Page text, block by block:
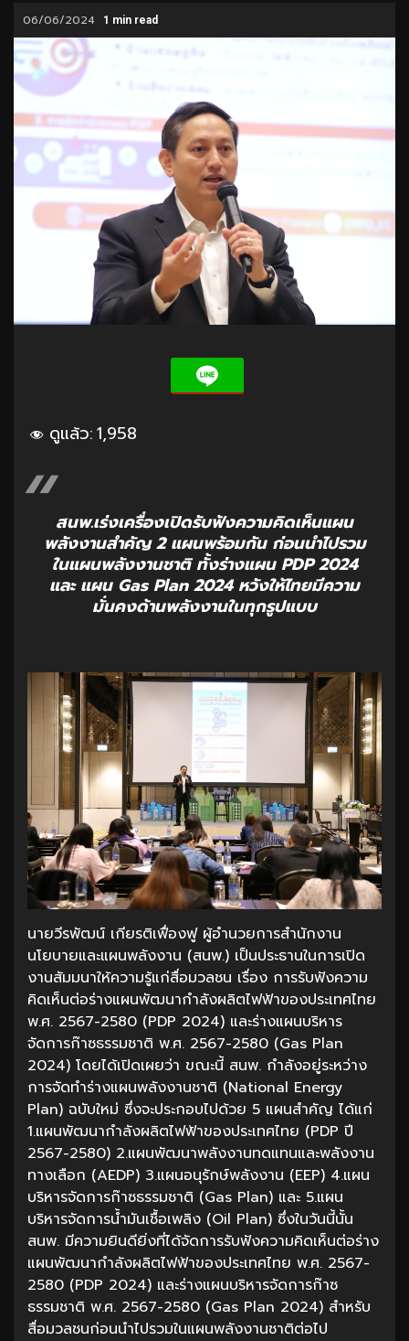
06/06/2024 1 min read
ดูแล้ว:1,958
สนพ.เร่งเครื่องเปิดรับฟังความคิดเห็นแผน
พลังงานสำคัญ 2 แผนพร้อมกัน ก่อนนำไปรวม
ในแผนพลังงานชาติ ทั้งร่างแผน PDP 2024
และ แผน Gas Plan 2024 หวังให้ไทยมีความ
มั่นคงด้านพลังงานในทุกรูปแบบ
นายวีรพัฒน์ เกียรติเฟื่องฟู ผู้อำนวยการสำนักงาน
นโยบายและแผนพลังงาน (สนพ.) เป็นประธานในการเปิด
งานสัมมนาให้ความรู้แก่สื่อมวลชน เรื่อง การรับฟังความ
คิดเห็นต่อร่างแผนพัฒนากำลังผลิตไฟฟ้าของประเทศไทย
พ.ศ. 2567-2580 (PDP 2024) และร่างแผนบริหาร
จัดการก๊าซธรรมชาติ พ.ศ. 2567-2580 (Gas Plan
2024) โดยได้เปิดเผยว่า ขณะนี้ สนพ. กำลังอยู่ระหว่าง
การจัดทำร่างแผนพลังงานชาติ (National Energy
Plan) ฉบับใหม่ ซึ่งจะประกอบไปด้วย 5 แผนสำคัญ ได้แก่
1.แผนพัฒนากำลังผลิตไฟฟ้าของประเทศไทย (PDP ปี
2567-2580) 2.แผนพัฒนาพลังงานทดแทนและพลังงาน
ทางเลือก (AEDP) 3.แผนอนุรักษ์พลังงาน (EEP) 4.แผน
บริหารจัดการก๊าซธรรมชาติ (Gas Plan) และ 5.แผน
บริหารจัดการน้ำมันเชื้อเพลิง (Oil Plan) ซึ่งในวันนี้นั้น
สนพ. มีความยินดียิ่งที่ได้จัดการรับฟังความคิดเห็นต่อร่าง
แผนพัฒนากำลังผลิตไฟฟ้าของประเทศไทย พ.ศ. 2567-
2580 (PDP 2024) และร่างแผนบริหารจัดการก๊าซ
ธรรมชาติ พ.ศ. 2567-2580 (Gas Plan 2024) สำหรับ
สื่อมวลชนก่อนนำไปรวมในแผนพลังงานชาติต่อไป